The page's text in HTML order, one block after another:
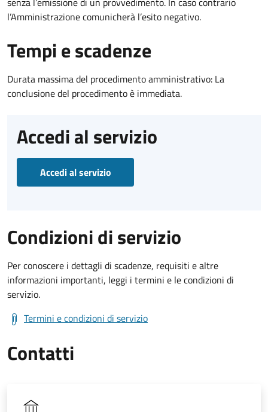
l’Amministrazione comunicherà l’esito negativo.
Tempi e scadenze
Durata massima del procedimento amministrativo: La
conclusione del procedimento è immediata.
Accedi al servizio
Accedi al servizio
Condizioni di servizio
Per conoscere i dettagli di scadenze, requisiti e altre
informazioni importanti, leggi i termini e le condizioni di
servizio.
Termini e condizioni di servizio
Contatti